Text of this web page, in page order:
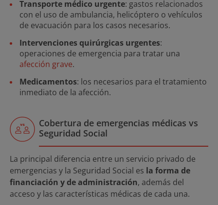
Transporte médico urgente: gastos relacionados
con el uso de ambulancia, helicóptero o vehículos
de evacuación para los casos necesarios.
Intervenciones quirúrgicas urgentes:
operaciones de emergencia para tratar una
afección grave.
Medicamentos: los necesarios para el tratamiento
inmediato de la afección.
Cobertura de emergencias médicas vs
Seguridad Social
La principal diferencia entre un servicio privado de
emergencias y la Seguridad Social es la forma de
financiación y de administración, además del
acceso y las características médicas de cada una.